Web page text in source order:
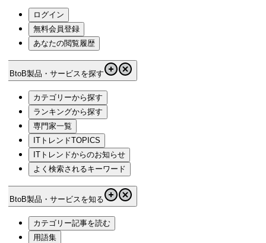
ログイン
無料会員登録
あなたの閲覧履歴
BtoB製品・サービスを探す
カテゴリーから探す
ランキングから探す
専門家一覧
ITトレンドTOPICS
ITトレンドからのお知らせ
よく検索されるキーワード
BtoB製品・サービスを知る
カテゴリー記事を読む
用語集